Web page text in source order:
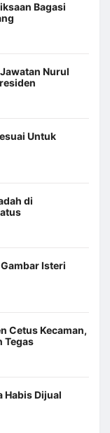
Bagasi
Nurul
Untuk
di
Isteri
Cetus Kecaman,
Tegas
Habis Dijual